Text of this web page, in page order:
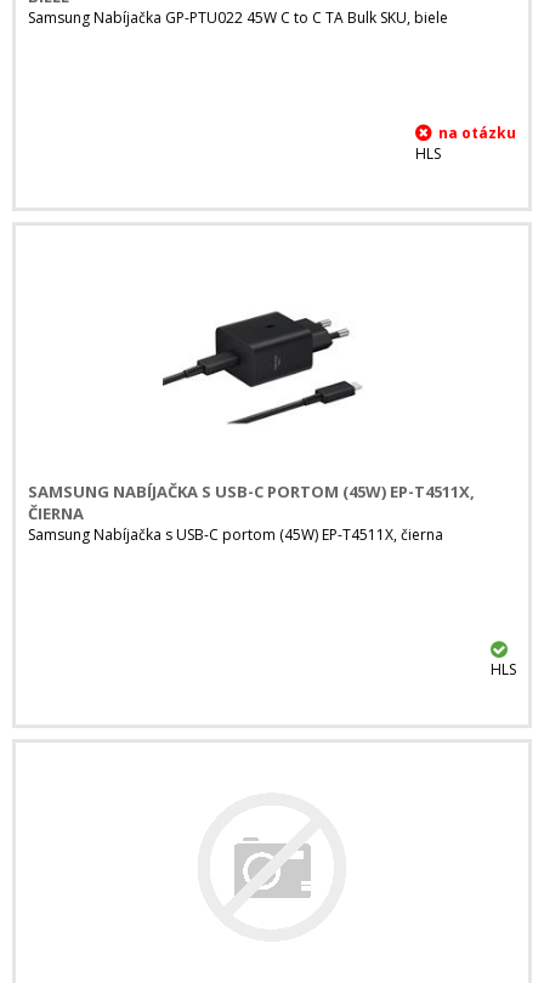
Samsung Nabíjačka GP-PTU022 45W C to C TA Bulk SKU, biele
HLS
SAMSUNG NABÍJAČKA S USB-C PORTOM (45W) EP-T4511X,
ČIERNA
Samsung Nabíjačka s USB-C portom (45W) EP-T4511X, čierna
HLS